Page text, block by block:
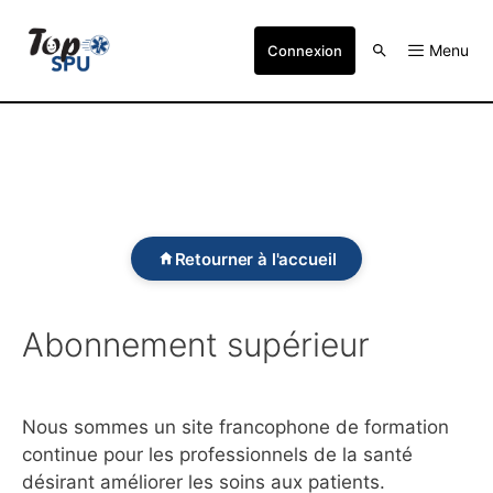
Connexion Menu
Retourner à l'accueil
Abonnement supérieur
Nous sommes un site francophone de formation
continue pour les professionnels de la santé
désirant améliorer les soins aux patients.